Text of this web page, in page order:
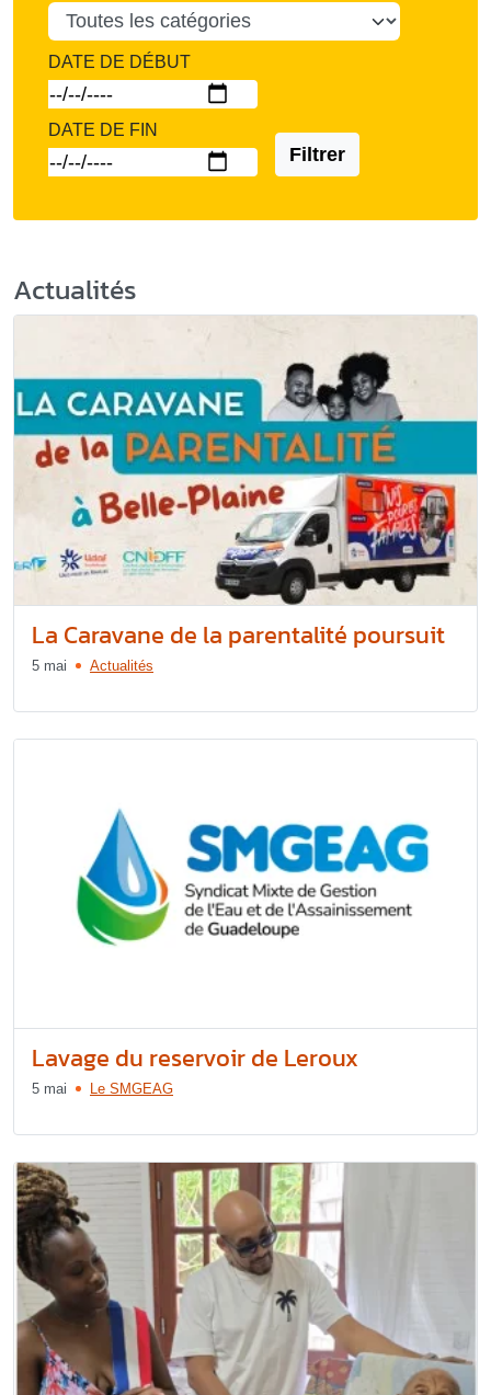
DATE DE DÉBUT
DATE DE FIN
Filtrer
Actualités
La Caravane de la parentalité poursuit
5 mai Actualités
Lavage du reservoir de Leroux
5 mai Le SMGEAG